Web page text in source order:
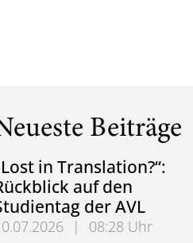
Beiträge
in Translation?“:
auf den
der AVL
|
08:28 Uhr